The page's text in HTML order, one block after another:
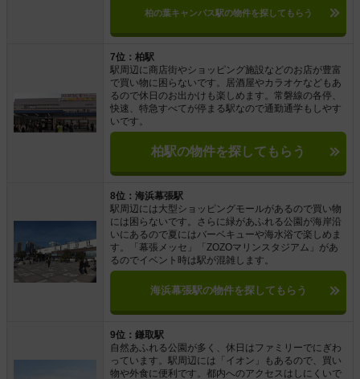
柏の葉キャンパス駅の物件を探してもらう
7位：柏駅
駅周辺に商店街やショッピング施設などのお店が豊富
で買い物に困らないです。居酒屋やカラオケなどもあ
るので休日のお出かけも楽しめます。常磐線の各停、
快速、特急すべてが停まる駅なので通勤通学もしやす
いです。
柏駅の物件を探してもらう
8位：海浜幕張駅
駅周辺には大型ショッピングモールがあるので買い物
には困らないです。さらに緑があふれる公園が海岸沿
いにあるので夏にはバーベキューや海水浴で楽しめま
す。「幕張メッセ」「ZOZOマリンスタジアム」があ
るのでイベント時は駅が混雑します。
海浜幕張駅の物件を探してもらう
9位：鎌取駅
自然あふれる公園が多く、休日はファミリーでにぎわ
っています。駅周辺には「イオン」もあるので、買い
物や外食に便利です。都内へのアクセスはしにくいで